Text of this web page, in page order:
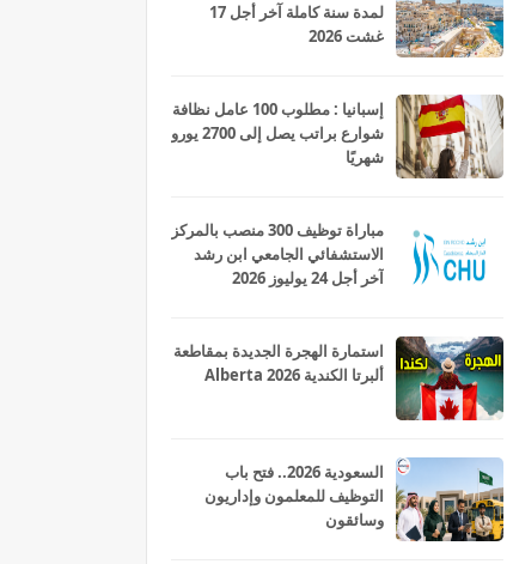
لمدة سنة كاملة آخر أجل 17
غشت 2026
إسبانيا : مطلوب 100 عامل نظافة
شوارع براتب يصل إلى 2700 يورو
شهريًا
مباراة توظيف 300 منصب بالمركز
الاستشفائي الجامعي ابن رشد
آخر أجل 24 يوليوز 2026
استمارة الهجرة الجديدة بمقاطعة
ألبرتا الكندية Alberta 2026
السعودية 2026.. فتح باب
التوظيف للمعلمون وإداريون
وسائقون